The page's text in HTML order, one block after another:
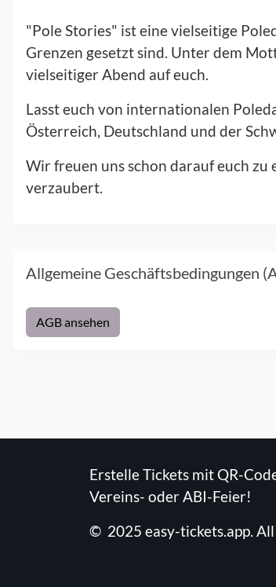
"Pole Stories" ist eine vielseitige
Grenzen gesetzt sind. Unter dem
vielseitiger Abend auf euch.
Lasst euch von internationalen
Österreich, Deutschland und der
Wir freuen uns schon darauf euch zu
verzaubert.
Allgemeine Geschäftsbedingungen
AGB ansehen
Erstelle Tickets mit QR-
Vereins- oder ABI-Feier!
© 2025 easy-tickets.app. All